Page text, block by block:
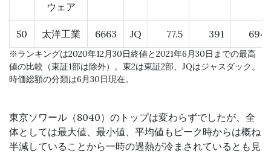
ウェア
50 太洋工業 6663 JQ 77.5 391 694
※ランキングは2020年12月30日終値と2021年6月30日までの最高
値の比較（東証1部は除外）。東2は東証2部、JQはジャスダック。
時価総額の分類は6月30日現在。
東京ソワール（8040）のトップは変わらずでしたが、全
体としては最大値、最小値、平均値もピーク時からは概ね
半減していることから一時の過熱が冷まされているとも見